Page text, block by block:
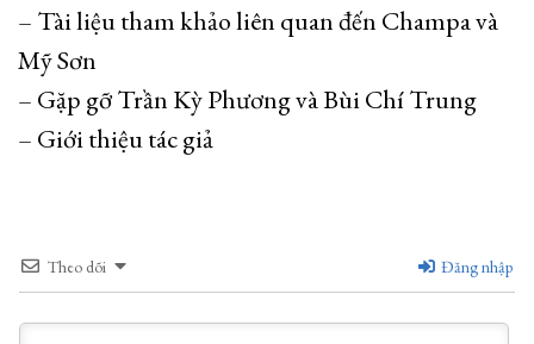
– Tài liệu tham khảo liên quan đến Champa và
Mỹ Sơn
– Gặp gỡ Trần Kỳ Phương và Bùi Chí Trung
– Giới thiệu tác giả
Theo dõi Đăng nhập